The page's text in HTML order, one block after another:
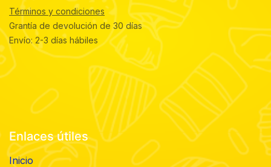
Términos y condiciones
Grantía de devolución de 30 días
Envío: 2-3 días hábiles
Enlaces útiles
Inicio